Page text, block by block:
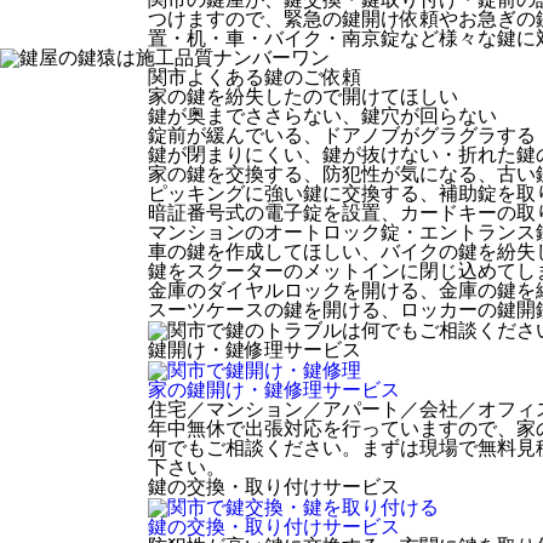
つけますので、緊急の鍵開け依頼やお急ぎ
置・机・車・バイク・南京錠など様々な鍵に
関市よくある鍵のご依頼
家の鍵を紛失したので開けてほしい
鍵が奥までささらない、鍵穴が回らない
錠前が緩んでいる、ドアノブがグラグラする
鍵が閉まりにくい、鍵が抜けない・折れた鍵
家の鍵を交換する、防犯性が気になる、古い
ピッキングに強い鍵に交換する、補助錠を取
暗証番号式の電子錠を設置、カードキーの取
マンションのオートロック錠・エントランス
車の鍵を作成してほしい、バイクの鍵を紛失
鍵をスクーターのメットインに閉じ込めてし
金庫のダイヤルロックを開ける、金庫の鍵を
スーツケースの鍵を開ける、ロッカーの鍵開
鍵開け・鍵修理サービス
家の鍵開け・鍵修理サービス
住宅／マンション／アパート／会社／オフ
年中無休で出張対応を行っていますので、
何でもご相談ください。まずは現場で無料
下さい。
鍵の交換・取り付けサービス
鍵の交換・取り付けサービス